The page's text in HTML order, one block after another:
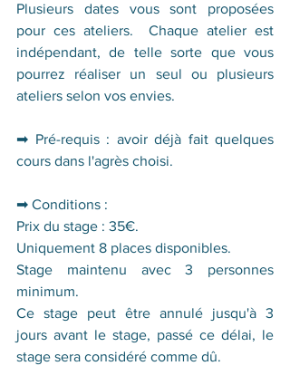
Plusieurs dates vous sont proposées
pour ces ateliers.  Chaque atelier est
indépendant, de telle sorte que vous
pourrez réaliser un seul ou plusieurs
ateliers selon vos envies.
➡ Pré-requis : avoir déjà fait quelques
cours dans l'agrès choisi.
➡ Conditions :
Prix du stage : 35€.
Uniquement 8 places disponibles.
Stage maintenu avec 3 personnes
minimum.
Ce stage peut être annulé jusqu'à 3
jours avant le stage, passé ce délai, le
stage sera considéré comme dû.